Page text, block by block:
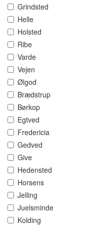
Grindsted
Helle
Holsted
Ribe
Varde
Vejen
Ølgod
Brædstrup
Børkop
Egtved
Fredericia
Gedved
Give
Hedensted
Horsens
Jelling
Juelsminde
Kolding